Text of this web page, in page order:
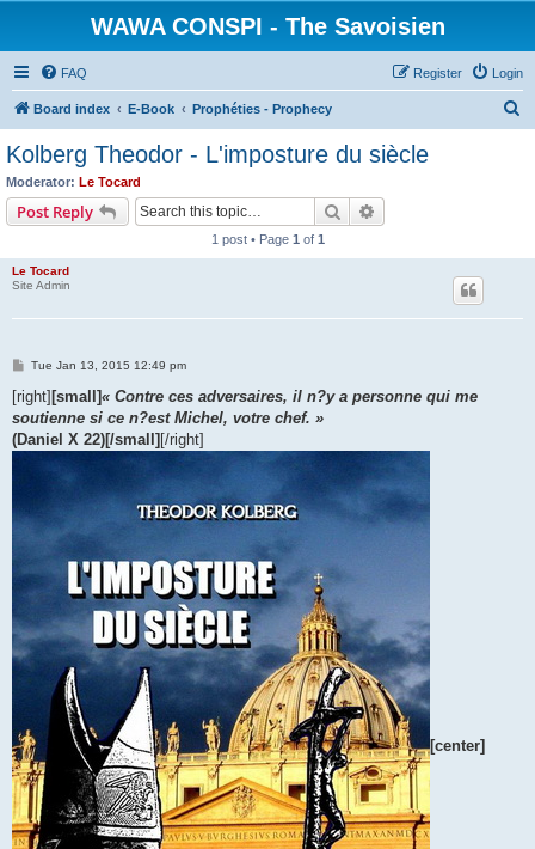
WAWA CONSPI - The Savoisien
FAQ Login
Register
Board index E-Book Prophéties - Prophecy
Kolberg Theodor - L'imposture du siècle
Moderator: Le Tocard
Post Reply Search
1 post • Page 1 of 1
Le Tocard
Site Admin
P
s
t
Tue Jan 13, 2015 12:49 pm
[right][small]« Contre ces adversaires, il n?y a personne qui me
soutienne si ce n?est Michel, votre chef. »
(Daniel X 22)[/small][/right]
[center]